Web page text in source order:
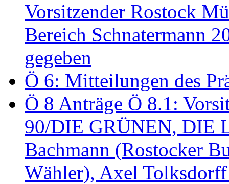
Vorsitzender Rostock
Bereich Schnatermann
gegeben
Ö 6: Mitteilungen des
Ö 8 Anträge Ö 8.1:
90/DIE GRÜNEN, DIE
Bachmann (Rostocker
Wähler), Axel